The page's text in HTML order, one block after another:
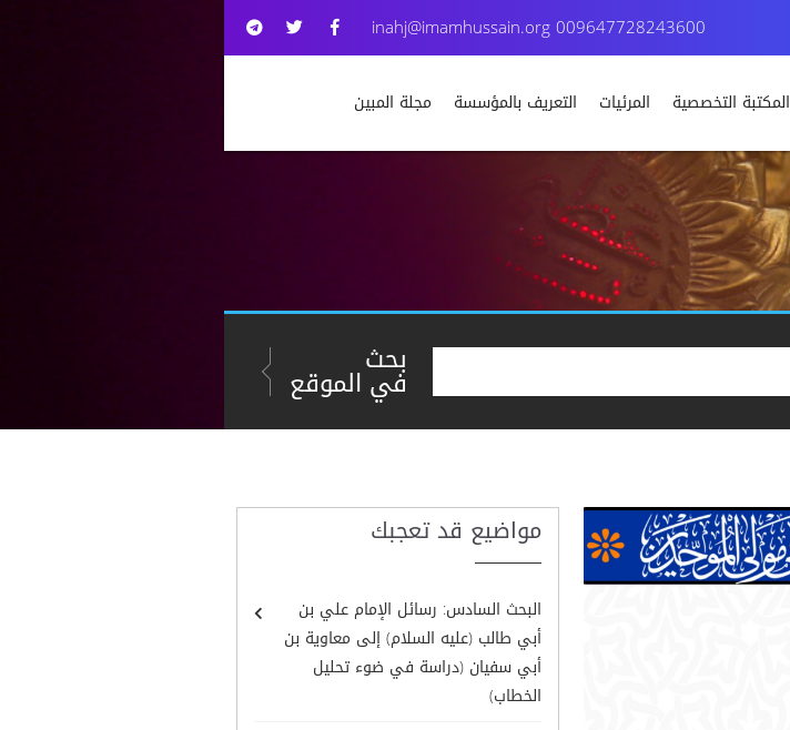
009647728243600
inahj@imamhussain.org
المكتبة التخصصية المرئيات التعريف بالمؤسسة مجلة المبين
بحث
في الموقع
مواضيع قد تعجبك
البحث السادس: رسائل الإمام علي بن
أبي طالب (عليه السلام) إلى معاوية بن
أبي سفيان (دراسة في ضوء تحليل
الخطاب)